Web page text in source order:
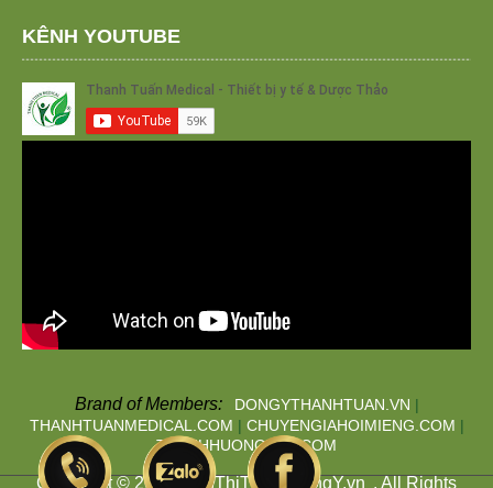
KÊNH YOUTUBE
Brand of Members: DONGYTHANHTUAN.VN |
THANHTUANMEDICAL.COM | CHUYENGIAHOIMIENG.COM |
THANHHUONGTAN.COM
Copyright © 2019SieuThiThuocDongY.vn . All Rights